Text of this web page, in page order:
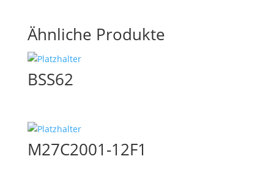
Ähnliche Produkte
BSS62
M27C2001-12F1